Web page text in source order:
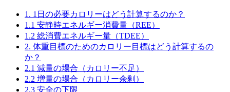
1. 1日の必要カロリーはどう計算するのか？
1.1 安静時エネルギー消費量（REE）
1.2 総消費エネルギー量（TDEE）
2. 体重目標のためのカロリー目標はどう計算するの
か？
2.1 減量の場合（カロリー不足）
2.2 増量の場合（カロリー余剰）
2.3 安全の下限